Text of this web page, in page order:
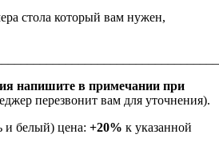
стола который вам нужен,
напишите в примечании при
перезвонит вам для уточнения).
и белый) цена: +20% к указанной